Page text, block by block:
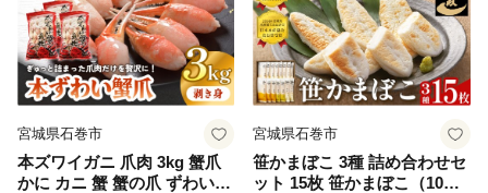
宮城県石巻市
本ズワイガニ 爪肉 3kg 蟹爪
かに カニ 蟹 蟹の爪 ずわいが
宮城県石巻市
笹かまぼこ 3種 詰め合わせセ
ット 15枚 笹かまぼこ（10